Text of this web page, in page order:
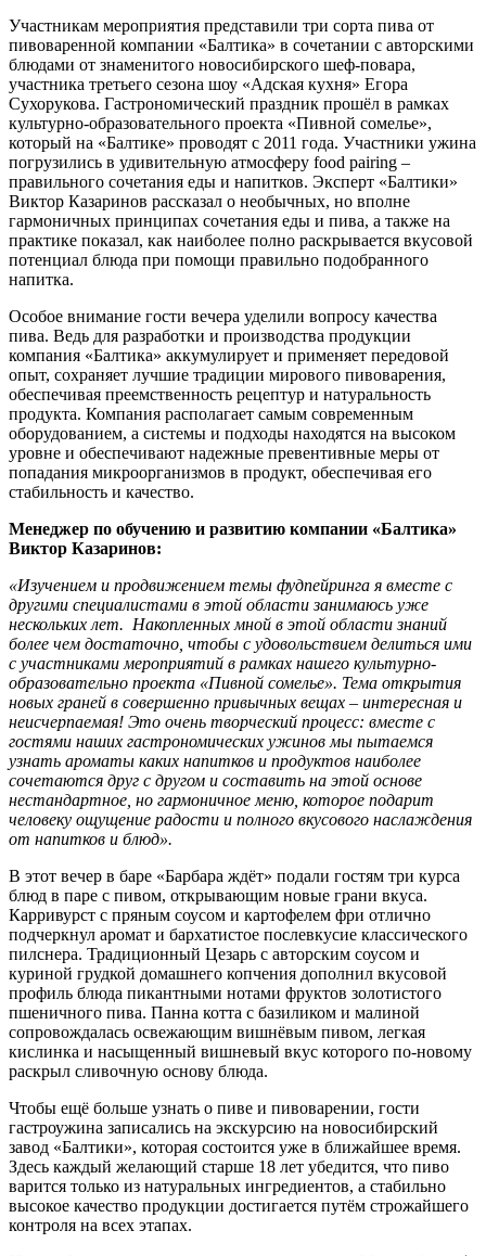
Участникам мероприятия представили три сорта пива от
пивоваренной компании «Балтика» в сочетании с авторскими
блюдами от знаменитого новосибирского шеф-повара,
участника третьего сезона шоу «Адская кухня» Егора
Сухорукова. Гастрономический праздник прошёл в рамках
культурно-образовательного проекта «Пивной сомелье»,
который на «Балтике» проводят с 2011 года. Участники ужина
погрузились в удивительную атмосферу food pairing –
правильного сочетания еды и напитков. Эксперт «Балтики»
Виктор Казаринов рассказал о необычных, но вполне
гармоничных принципах сочетания еды и пива, а также на
практике показал, как наиболее полно раскрывается вкусовой
потенциал блюда при помощи правильно подобранного
напитка.
Особое внимание гости вечера уделили вопросу качества
пива. Ведь для разработки и производства продукции
компания «Балтика» аккумулирует и применяет передовой
опыт, сохраняет лучшие традиции мирового пивоварения,
обеспечивая преемственность рецептур и натуральность
продукта. Компания располагает самым современным
оборудованием, а системы и подходы находятся на высоком
уровне и обеспечивают надежные превентивные меры от
попадания микроорганизмов в продукт, обеспечивая его
стабильность и качество.
Менеджер по обучению и развитию компании «Балтика»
Виктор Казаринов:
«Изучением и продвижением темы фудпейринга я вместе с
другими специалистами в этой области занимаюсь уже
нескольких лет. Накопленных мной в этой области знаний
более чем достаточно, чтобы с удовольствием делиться ими
с участниками мероприятий в рамках нашего культурно-
образовательно проекта «Пивной сомелье». Тема открытия
новых граней в совершенно привычных вещах – интересная и
неисчерпаемая! Это очень творческий процесс: вместе с
гостями наших гастрономических ужинов мы пытаемся
узнать ароматы каких напитков и продуктов наиболее
сочетаются друг с другом и составить на этой основе
нестандартное, но гармоничное меню, которое подарит
человеку ощущение радости и полного вкусового наслаждения
от напитков и блюд».
В этот вечер в баре «Барбара ждёт» подали гостям три курса
блюд в паре с пивом, открывающим новые грани вкуса.
Карривурст с пряным соусом и картофелем фри отлично
подчеркнул аромат и бархатистое послевкусие классического
пилснера. Традиционный Цезарь с авторским соусом и
куриной грудкой домашнего копчения дополнил вкусовой
профиль блюда пикантными нотами фруктов золотистого
пшеничного пива. Панна котта с базиликом и малиной
сопровождалась освежающим вишнёвым пивом, легкая
кислинка и насыщенный вишневый вкус которого по-новому
раскрыл сливочную основу блюда.
Чтобы ещё больше узнать о пиве и пивоварении, гости
гастроужина записались на экскурсию на новосибирский
завод «Балтики», которая состоится уже в ближайшее время.
Здесь каждый желающий старше 18 лет убедится, что пиво
варится только из натуральных ингредиентов, а стабильно
высокое качество продукции достигается путём строжайшего
контроля на всех этапах.